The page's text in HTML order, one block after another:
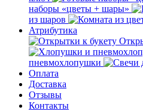
наборы «цветы + шары»
из шаров
Атрибутика
пневмохлопушки
Оплата
Доставка
Отзывы
Контакты